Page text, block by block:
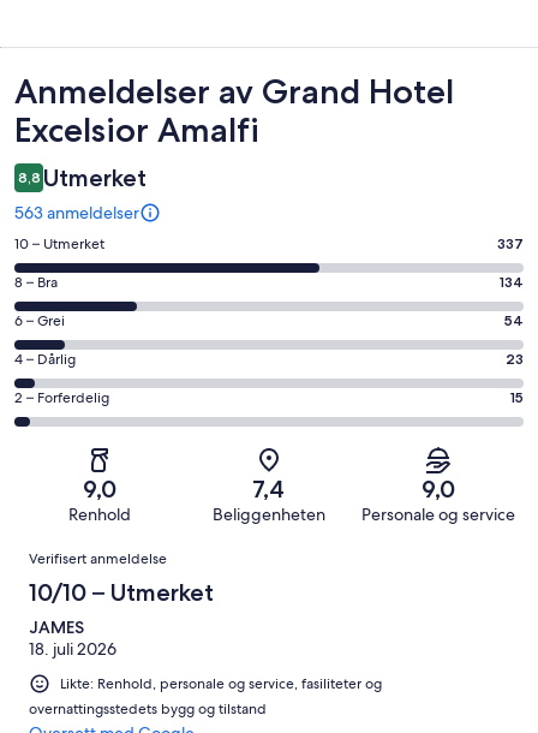
Anmeldelser
Anmeldelser av Grand Hotel
Excelsior Amalfi
8,8 Utmerket
563 anmeldelser
Rangering
på
10
−
Utmerket.
337
av
totalt
anmeldelser.
10 – Utmerket 337
Rangering
på
8
−
Bra.
134
anmeldelser.
8 – Bra 134
Rangering
på
6
−
Grei.
anmeldelser.
6 – Grei 54
Rangering
på
4
563
anmeldelser.
4 – Dårlig 23
Rangering
på
Forferdelig.
av
totalt
563
anmeldelser.
2 – Forferdelig 15
9,0
Renhold
7,4
Beliggenheten
9,0
Personale og service
Anmeldelser
Verifisert anmeldelse
10/10 – Utmerket
JAMES
18. juli 2026
Likte: Renhold, personale og service, fasiliteter og
overnattingsstedets bygg og tilstand